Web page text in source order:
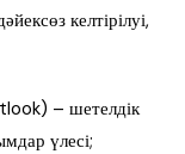
келтірілуі,
– шетелдік
үлесі;